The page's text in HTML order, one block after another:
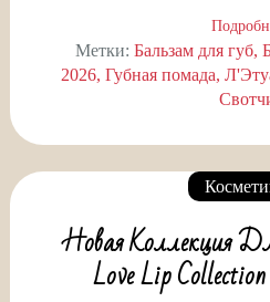
Метки:Бальзам для губ
2026 Губная помада
Новая Коллекция
Love Lip